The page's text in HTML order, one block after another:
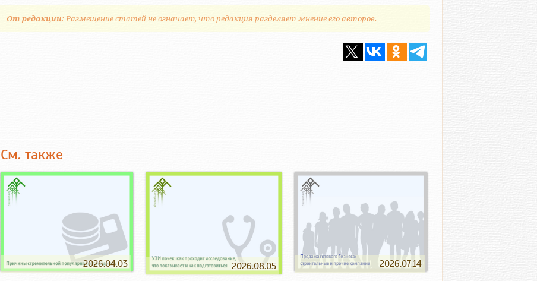
От редакции: Размещение статей не означает, что редакция разделяет мнение его авторов.
См. также
2026.04.03 2026.08.05 2026.07.14